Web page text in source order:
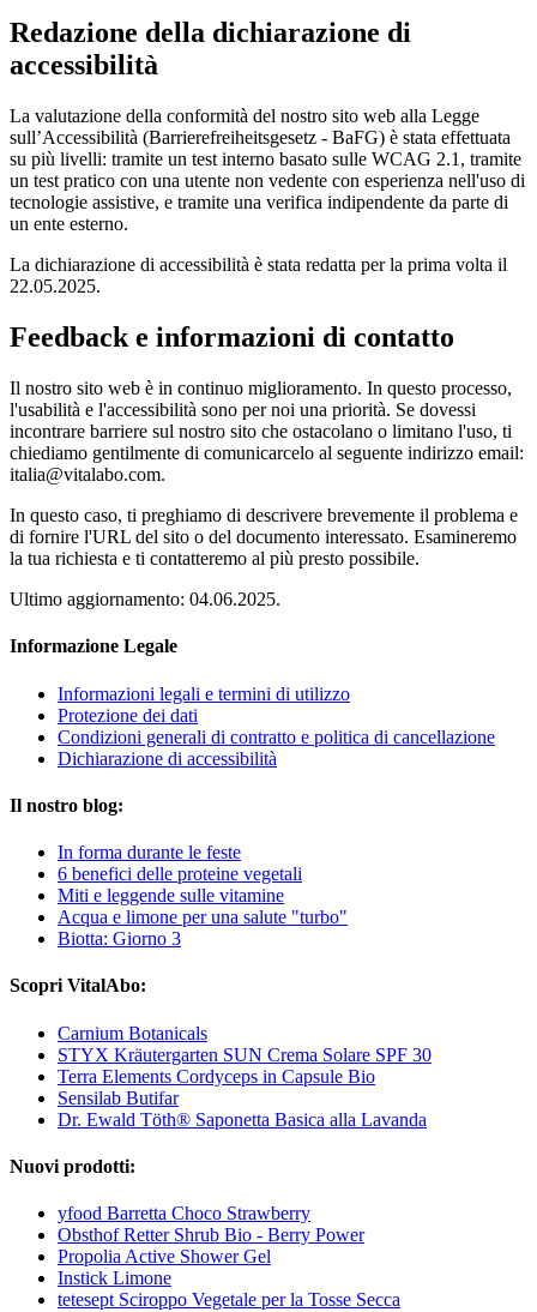
Redazione della dichiarazione di
accessibilità
La valutazione della conformità del nostro sito web alla Legge
sull’Accessibilità (Barrierefreiheitsgesetz - BaFG) è stata effettuata
su più livelli: tramite un test interno basato sulle WCAG 2.1, tramite
un test pratico con una utente non vedente con esperienza nell'uso di
tecnologie assistive, e tramite una verifica indipendente da parte di
un ente esterno.
La dichiarazione di accessibilità è stata redatta per la prima volta il
22.05.2025.
Feedback e informazioni di contatto
Il nostro sito web è in continuo miglioramento. In questo processo,
l'usabilità e l'accessibilità sono per noi una priorità. Se dovessi
incontrare barriere sul nostro sito che ostacolano o limitano l'uso, ti
chiediamo gentilmente di comunicarcelo al seguente indirizzo email:
italia@vitalabo.com.
In questo caso, ti preghiamo di descrivere brevemente il problema e
di fornire l'URL del sito o del documento interessato. Esamineremo
la tua richiesta e ti contatteremo al più presto possibile.
Ultimo aggiornamento: 04.06.2025.
Informazione Legale
Informazioni legali e termini di utilizzo
Protezione dei dati
Condizioni generali di contratto e politica di cancellazione
Dichiarazione di accessibilità
Il nostro blog:
In forma durante le feste
6 benefici delle proteine vegetali
Miti e leggende sulle vitamine
Acqua e limone per una salute "turbo"
Biotta: Giorno 3
Scopri VitalAbo:
Carnium Botanicals
STYX Kräutergarten SUN Crema Solare SPF 30
Terra Elements Cordyceps in Capsule Bio
Sensilab Butifar
Dr. Ewald Töth® Saponetta Basica alla Lavanda
Nuovi prodotti:
yfood Barretta Choco Strawberry
Obsthof Retter Shrub Bio - Berry Power
Propolia Active Shower Gel
Instick Limone
tetesept Sciroppo Vegetale per la Tosse Secca